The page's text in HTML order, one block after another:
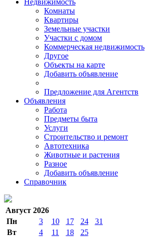
Недвижимость
Комнаты
Квартиры
Земельные участки
Участки с домом
Коммерческая недвижимость
Другое
Объекты на карте
Добавить объявление
Предложение для Агентств
Объявления
Работа
Предметы быта
Услуги
Строительство и ремонт
Автотехника
Животные и растения
Разное
Добавить объявление
Справочник
Август 2026
Пн
3 10 17 24
31
Вт
4 11 18
25